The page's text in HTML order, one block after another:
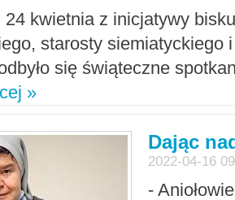
kwietnia z inicjatywy
starosty siemiatyckiego
się świąteczne
»
Dając
2022-04-16
-